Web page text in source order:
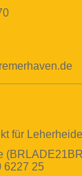
für
6227 25